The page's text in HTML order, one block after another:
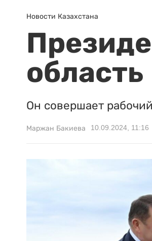
Новости Казахстана
область
Он совершает
Маржан Бакиева 10.09.2024, 11:16